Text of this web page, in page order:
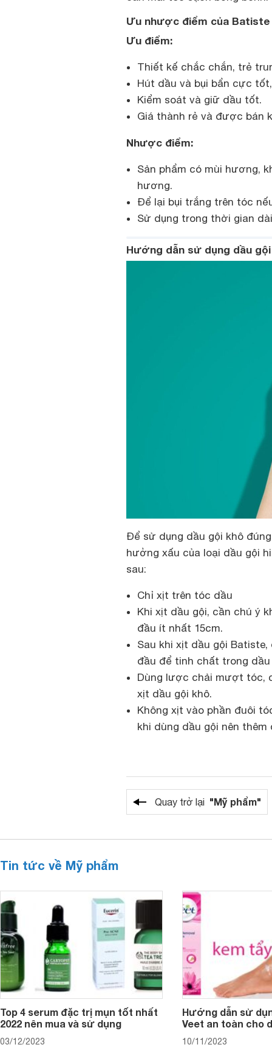
Ưu nhược điểm của Batiste
Ưu điểm:
Thiết kế chắc chắn, trẻ
Hút dầu và bụi bẩn cực
Kiểm soát và giữ dầu tốt.
Giá thành rẻ và được bán
Nhược điểm:
Sản phẩm có mùi hương,
hương.
Để lại bụi trắng trên tóc
Sử dụng trong thời gian
Hướng dẫn sử dụng dầu
Để sử dụng dầu gội khô
hưởng xấu của loại dầu gội
sau:
Chỉ xịt trên tóc dầu
Khi xịt dầu gội, cần chú ý
đầu ít nhất 15cm.
Sau khi xịt dầu gội
đầu để tinh chất trong
Dùng lược chải mượt tóc,
xịt dầu gội khô.
Không xịt vào phần đuôi
khi dùng dầu gội nên
Quay trở lại "Mỹ phẩm"
Tin tức về Mỹ phẩm
Top 4 serum đặc trị mụn tốt nhất
2022 nên mua và sử dụng
03/12/2023
Hướng dẫn sử
Veet an toàn cho
10/11/2023